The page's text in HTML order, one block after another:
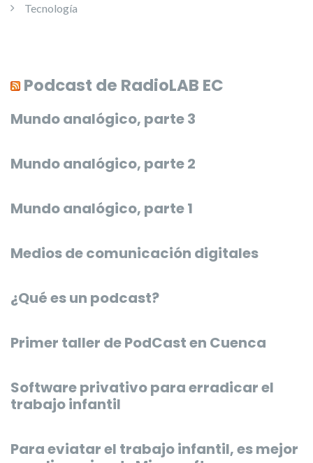
Tecnología
Podcast de RadioLAB EC
Mundo analógico, parte 3
Mundo analógico, parte 2
Mundo analógico, parte 1
Medios de comunicación digitales
¿Qué es un podcast?
Primer taller de PodCast en Cuenca
Software privativo para erradicar el
trabajo infantil
Para eviatar el trabajo infantil, es mejor